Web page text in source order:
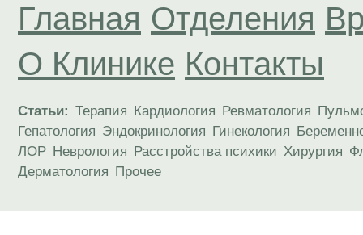
Главная Отделения
О Клинике Контакты
Статьи: Терапия Кардиология Ревматология
Гепатология Эндокринология Гинекология
ЛОР Неврология Расстройства психики Хирургия
Дерматология Прочее